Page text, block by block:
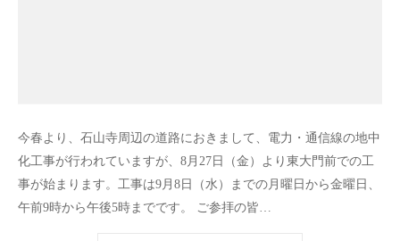
今春より、石山寺周辺の道路におきまして、電力・通信線の地中
化工事が行われていますが、8月27日（金）より東大門前での工
事が始まります。工事は9月8日（水）までの月曜日から金曜日、
午前9時から午後5時までです。 ご参拝の皆…